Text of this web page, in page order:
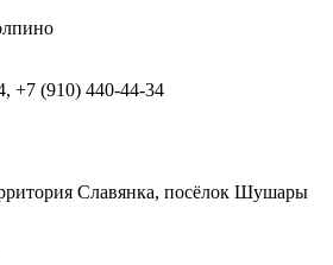
+7 (910) 440-44-34
Славянка, посёлок Шушары